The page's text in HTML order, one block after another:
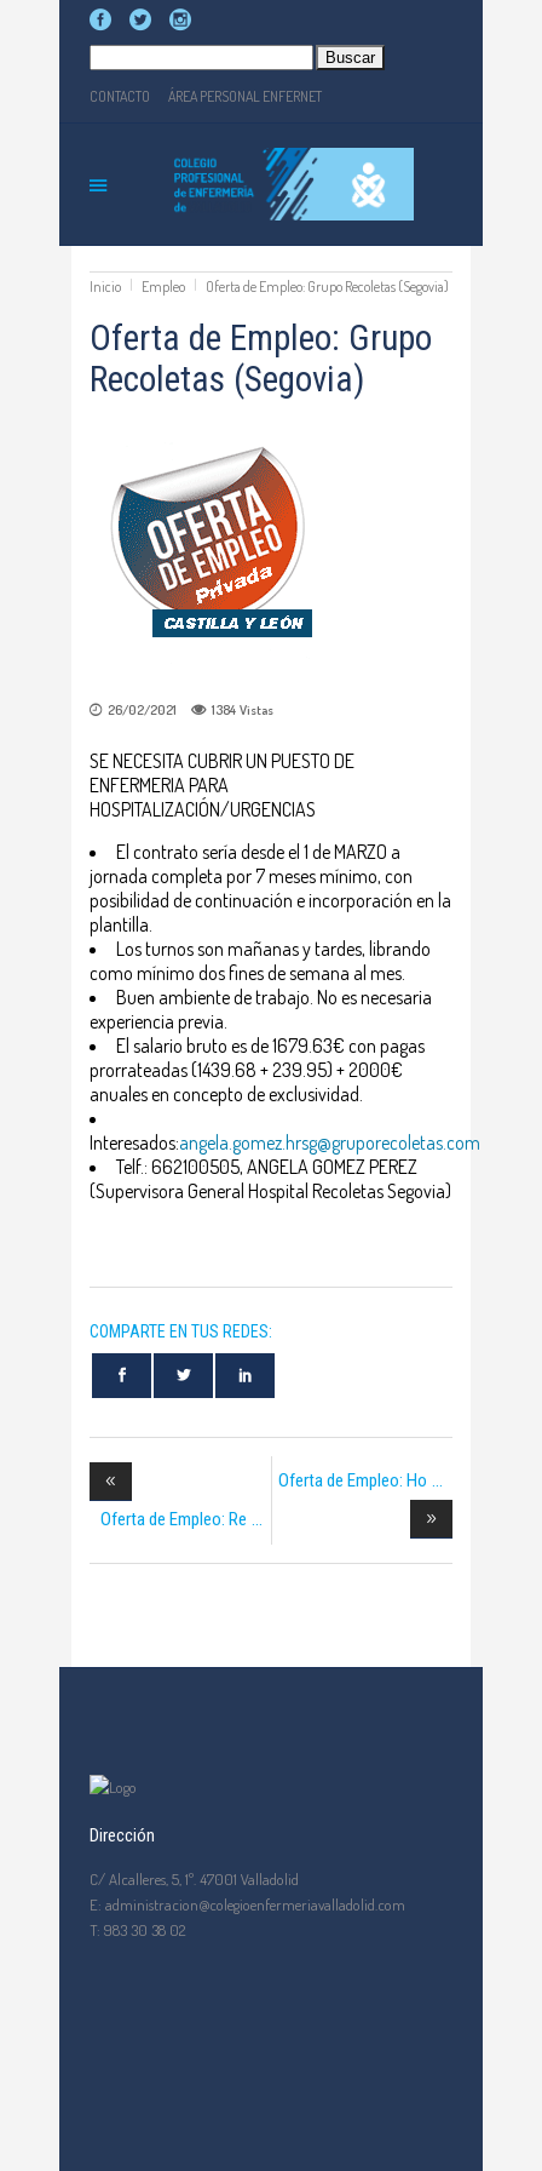
CONTACTO ÁREA PERSONAL ENFERNET
Inicio Empleo Oferta de Empleo: Grupo Recoletas (Segovia)
Oferta de Empleo: Grupo
Recoletas (Segovia)
26/02/2021 1384 Vistas
SE NECESITA CUBRIR UN PUESTO DE
ENFERMERIA PARA
HOSPITALIZACIÓN/URGENCIAS
El contrato sería desde el 1 de MARZO a
jornada completa por 7 meses mínimo, con
posibilidad de continuación e incorporación en la
plantilla.
Los turnos son mañanas y tardes, librando
como mínimo dos fines de semana al mes.
Buen ambiente de trabajo. No es necesaria
experiencia previa.
El salario bruto es de 1679.63€ con pagas
prorrateadas (1439.68 + 239.95) + 2000€
anuales en concepto de exclusividad.
Interesados:angela.gomez.hrsg@gruporecoletas.com
Telf.: 662100505, ANGELA GOMEZ PEREZ
(Supervisora General Hospital Recoletas Segovia)
COMPARTE EN TUS REDES:
Oferta de Empleo: Re
Oferta de Empleo: Ho
Dirección
C/ Alcalleres, 5, 1º. 47001 Valladolid
E: administracion@colegioenfermeriavalladolid.com
T: 983 30 38 02